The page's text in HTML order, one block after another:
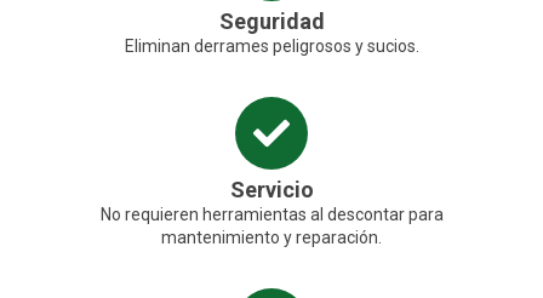
Seguridad
Eliminan derrames peligrosos y sucios.
Servicio
No requieren herramientas al descontar para
mantenimiento y reparación.